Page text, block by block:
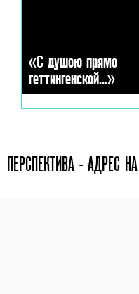
«С душою прямо
геттингенской…»
ПЕРСПЕКТИВА - АДРЕС